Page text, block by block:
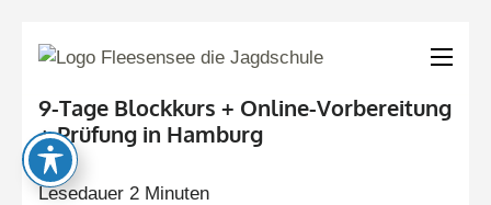
Fleesensee
– Die
Jagdschule
Deine Jagdausbilder
in Mecklenburg-
9-Tage Blockkurs + Online-Vorbereitung
+ Prüfung in Hamburg
Lesedauer 2 Minuten